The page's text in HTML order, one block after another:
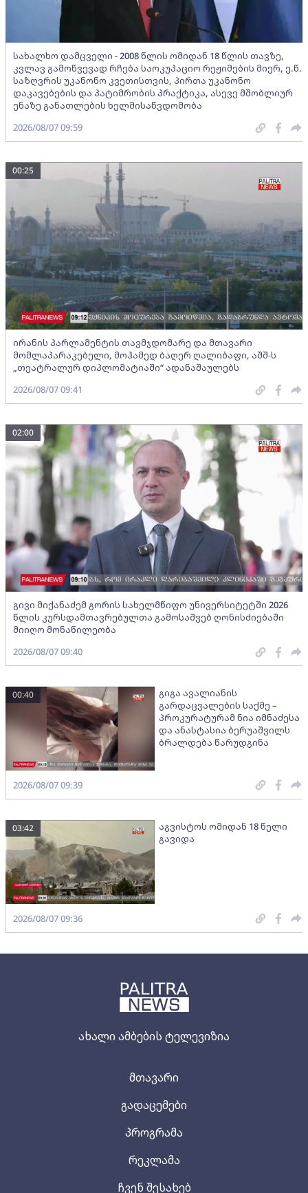
ახალი ამბების ტელევიზია
მთავარი
გადაცემები
პროგრამა
რეკლამა
ჩვენ შესახებ
სახალხო დამცველი - 2008 წლის ომიდან 18 წლის თავზე,
კვლავ გამოწვევად რჩება საოკუპაციო რეჟიმების მიერ, ე.წ.
საზღვრის უკანონო კვეთისთვის, პირთა უკანონო
დაკავებების და პატიმრობის პრაქტიკა, ასევე მშობლიურ
ენაზე განათლების ხელმისაწვდომობა
2026/08/07 09:59
ირანის პარლამენტის თავმჯდომარე და მთავარი
მომლაპარაკებელი, მოჰამედ ბაღერ ღალიბაფი, აშშ-ს
„თეატრალურ დიპლომატიაში“ ადანაშაულებს
00:25
2026/08/07 09:41
გივი მიქანაძემ გორის სახელმწიფო უნივერსიტეტში 2026
წლის კურსდამთავრებულთა გამოსაშვებ ღონისძიებაში
მიიღო მონაწილეობა
02:00
2026/08/07 09:40
გიგა ავალიანის
გარდაცვალების საქმე –
პროკურატურამ ნია იმნაძესა
და ანასტასია ბერუაშვილს
ბრალდება წარუდგინა
00:40
2026/08/07 09:39
აგვისტოს ომიდან 18 წელი
გავიდა
03:42
2026/08/07 09:36